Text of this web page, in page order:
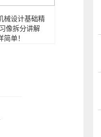
械设计基础精
像拆分讲解
单！